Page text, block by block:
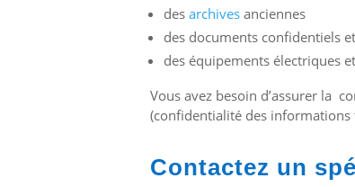
des archivesanciennes
des documents confidentiels
des équipements électriques
Vous avez besoin d’assurer la
(confidentialité des informations
Contactez un